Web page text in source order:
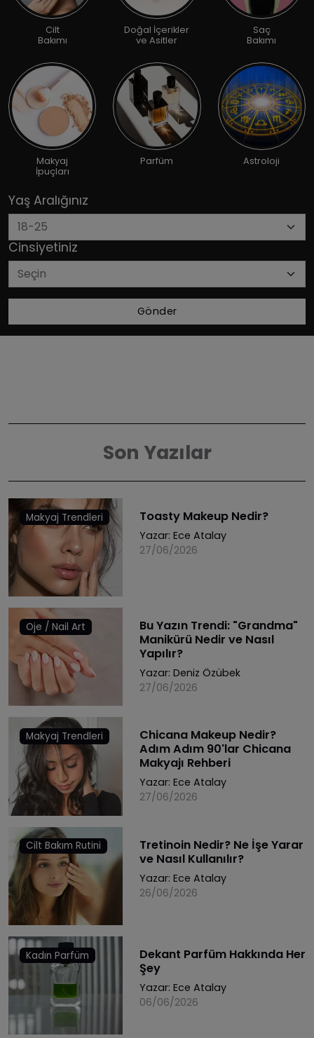
Cilt
Bakımı
Doğal İçerikler
ve Asitler
Saç
Bakımı
Makyaj
İpuçları
Parfüm Astroloji
Yaş Aralığınız
Cinsiyetiniz
Gönder
Son Yazılar
Makyaj Trendleri Toasty Makeup Nedir?
Yazar: Ece Atalay
27/06/2026
Oje / Nail Art
Bu Yazın Trendi: "Grandma"
Manikürü Nedir ve Nasıl
Yapılır?
Yazar: Deniz Özübek
27/06/2026
Makyaj Trendleri
Chicana Makeup Nedir?
Adım Adım 90'lar Chicana
Makyajı Rehberi
Yazar: Ece Atalay
27/06/2026
Cilt Bakım Rutini
Tretinoin Nedir? Ne İşe Yarar
ve Nasıl Kullanılır?
Yazar: Ece Atalay
26/06/2026
Kadın Parfüm
Dekant Parfüm Hakkında Her
Şey
Yazar: Ece Atalay
06/06/2026